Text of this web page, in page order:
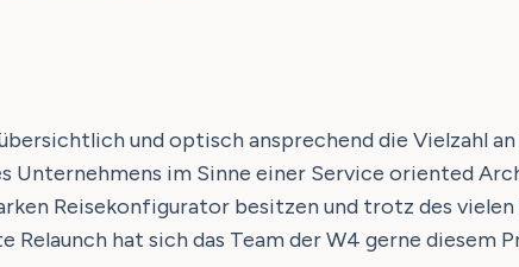
und optisch ansprechend die Vielzahl
Unternehmens im Sinne einer Service oriented
Reisekonfigurator besitzen und trotz des
hat sich das Team der W4 gerne diesem